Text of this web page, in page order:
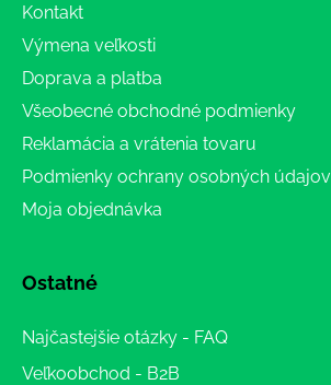
Kontakt
Výmena veľkosti
Doprava a platba
Všeobecné obchodné podmienky
Reklamácia a vrátenia tovaru
Podmienky ochrany osobných údajov
Moja objednávka
Ostatné
Najčastejšie otázky - FAQ
Veľkoobchod - B2B